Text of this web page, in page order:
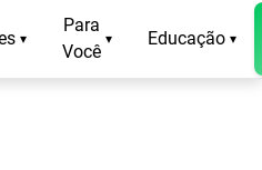
▾
Para
Você
▾ Educação ▾